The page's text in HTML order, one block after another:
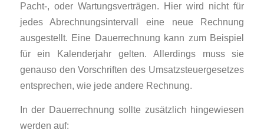
Pacht-, oder Wartungsverträgen. Hier wird nicht für
jedes Abrechnungsintervall eine neue Rechnung
ausgestellt. Eine Dauerrechnung kann zum Beispiel
für ein Kalenderjahr gelten. Allerdings muss sie
genauso den Vorschriften des Umsatzsteuergesetzes
entsprechen, wie jede andere Rechnung.
In der Dauerrechnung sollte zusätzlich hingewiesen
werden auf: